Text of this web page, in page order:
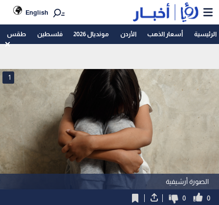
English
الرئيسية أسعار الذهب الأردن مونديال 2026 فلسطين طقس
الصورة أرشيفية
1
0
0